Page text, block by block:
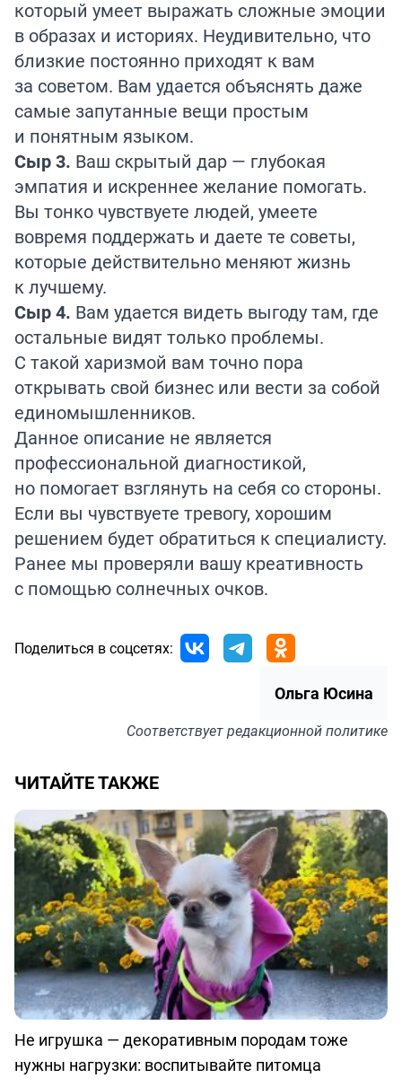
который умеет выражать сложные эмоции
в образах и историях. Неудивительно, что
близкие постоянно приходят к вам
за советом. Вам удается объяснять даже
самые запутанные вещи простым
и понятным языком.
Сыр 3. Ваш скрытый дар — глубокая
эмпатия и искреннее желание помогать.
Вы тонко чувствуете людей, умеете
вовремя поддержать и даете те советы,
которые действительно меняют жизнь
к лучшему.
Сыр 4. Вам удается видеть выгоду там, где
остальные видят только проблемы.
С такой харизмой вам точно пора
открывать свой бизнес или вести за собой
единомышленников.
Данное описание не является
профессиональной диагностикой,
но помогает взглянуть на себя со стороны.
Если вы чувствуете тревогу, хорошим
решением будет обратиться к специалисту.
Ранее мы проверяли вашу креативность
с помощью солнечных очков.
Поделиться в соцсетях:
Ольга Юсина
Соответствуетредакционной политике
ЧИТАЙТЕ ТАКЖЕ
Не игрушка — декоративным породам тоже
нужны нагрузки: воспитывайте питомца